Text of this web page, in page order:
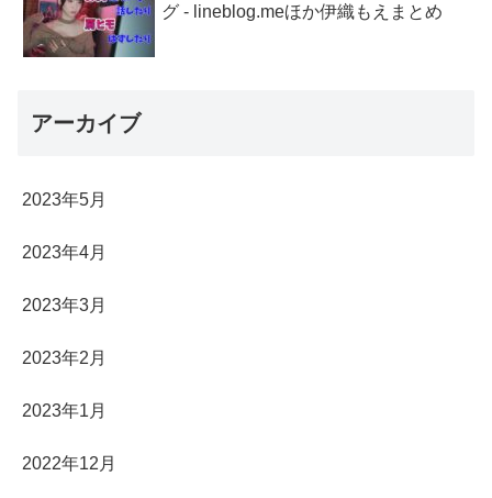
グ - lineblog.meほか伊織もえまとめ
アーカイブ
2023年5月
2023年4月
2023年3月
2023年2月
2023年1月
2022年12月